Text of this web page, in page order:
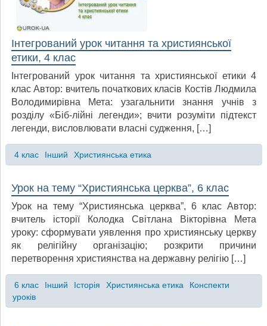
Інтегрований урок читання та християнської
етики, 4 клас
Інтегрований урок читання та християнської етики 4
клас Автор: вчитель початкових класів Костів Людмила
Володимирівна Мета: узагальнити знання учнів з
розділу «Біб-лійні легенди»; вчити розуміти підтекст
легенди, висловлювати власні судження, […]
4 клас Інший Християнська етика
Урок на тему “Християнська церква”, 6 клас
Урок на тему “Християнська церква”, 6 клас Автор:
вчитель історії Колодка Світлана Вікторівна Мета
уроку: сформувати уявлення про християнську церкву
як релігійну організацію; розкрити причини
перетворення християнства на державну релігію […]
6 клас Інший Історія Християнська етика
Конспекти
уроків